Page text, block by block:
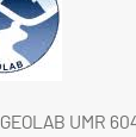
GEOLAB UMR